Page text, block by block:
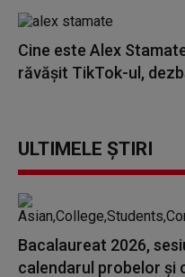
Cine este Alex
răvășit TikTok-ul,
ULTIMELE ȘTIRI
Bacalaureat 2026,
calendarul probelor și